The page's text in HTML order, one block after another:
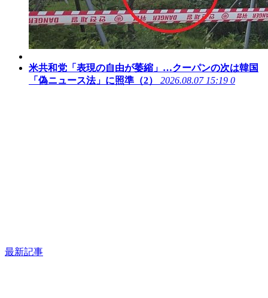
米共和党「表現の自由が萎縮」…クーパンの次は韓国
「偽ニュース法」に照準（2）
2026.08.07 15:19 0
最新記事